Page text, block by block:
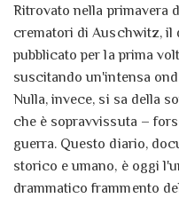
Ritrovato nella primavera
crematori di Auschwitz, il
pubblicato per la prima
suscitando un'intensa
Nulla, invece, si sa della
che è sopravvissuta –
guerra. Questo diario,
storico e umano, è oggi
drammatico frammento